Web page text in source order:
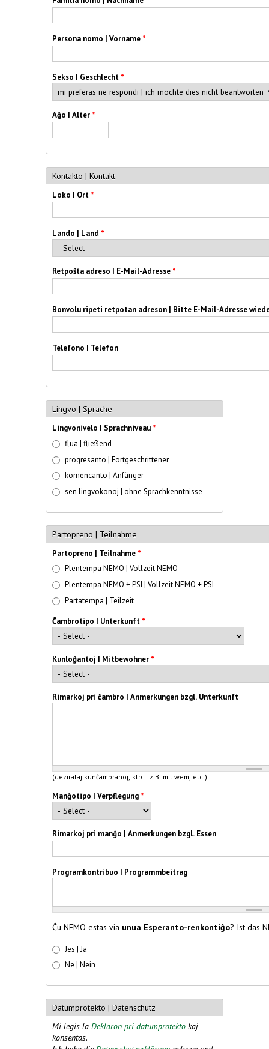
Persona nomo | Vorname *
Sekso | Geschlecht *
Aĝo | Alter *
Kontakto | Kontakt
Loko | Ort *
Lando | Land *
Retpoŝta adreso | E-Mail-Adresse *
Bonvolu ripeti retpotan adreson | Bitte E-Mail-Adresse
Telefono | Telefon
Lingvo | Sprache
Lingvonivelo | Sprachniveau *
flua | fließend
progresanto | Fortgeschrittener
komencanto | Anfänger
sen lingvokonoj | ohne Sprachkenntnisse
Partopreno | Teilnahme
Partopreno | Teilnahme *
Plentempa NEMO | Vollzeit NEMO
Plentempa NEMO + PSI | Vollzeit NEMO + PSI
Partatempa | Teilzeit
Ĉambrotipo | Unterkunft *
Kunloĝantoj | Mitbewohner *
Rimarkoj pri ĉambro | Anmerkungen bzgl. Unterkunft
(dezirataj kunĉambranoj, ktp. | z.B. mit wem, etc.)
Manĝotipo | Verpflegung *
Rimarkoj pri manĝo | Anmerkungen bzgl. Essen
Programkontribuo | Programmbeitrag
Ĉu NEMO estas via unua Esperanto-renkontiĝo? Ist das
Unua renkontiĝo | Erstes Treffen
Jes | Ja
Ne | Nein
Datumprotekto | Datenschutz
Mi legis la Deklaron pri datumprotekto kaj
konsentas.